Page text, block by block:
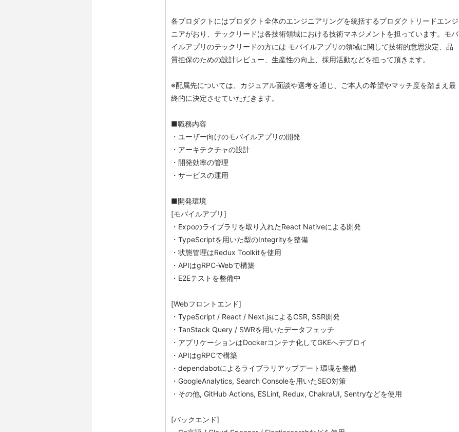
各プロダクトにはプロダクト全体のエンジニアリングを統括するプロダクトリードエンジ
ニアがおり、テックリードは各技術領域における技術マネジメントを担っています。モバ
イルアプリのテックリードの方には モバイルアプリの領域に関して技術的意思決定、品
質担保のための設計レビュー、生産性の向上、採用活動などを担って頂きます。
※配属先については、カジュアル面談や選考を通じ、ご本人の希望やマッチ度を踏まえ最
終的に決定させていただきます。
■職務内容
・ユーザー向けのモバイルアプリの開発
・アーキテクチャの設計
・開発効率の管理
・サービスの運用
■開発環境
[モバイルアプリ]
・Expoのライブラリを取り入れたReact Nativeによる開発
・TypeScriptを用いた型のIntegrityを整備
・状態管理はRedux Toolkitを使用
・APIはgRPC-Webで構築
・E2Eテストを整備中
[Webフロントエンド]
・TypeScript / React / Next.jsによるCSR, SSR開発
・TanStack Query / SWRを用いたデータフェッチ
・アプリケーションはDockerコンテナ化してGKEへデプロイ
・APIはgRPCで構築
・dependabotによるライブラリアップデート環境を整備
・GoogleAnalytics, Search Consoleを用いたSEO対策
・その他, GitHub Actions, ESLint, Redux, ChakraUI, Sentryなどを使用
[バックエンド]